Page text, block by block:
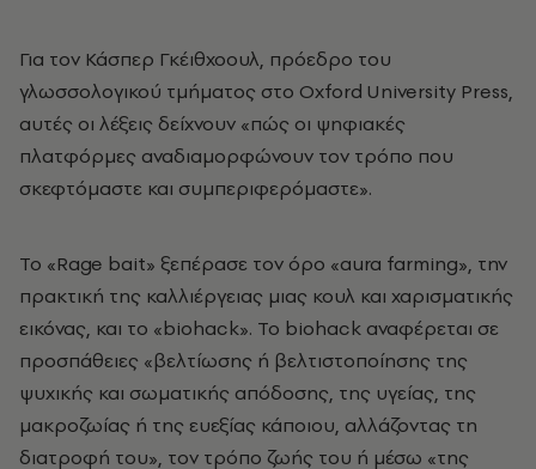
Για τον Κάσπερ Γκέιθχοουλ, πρόεδρο του
γλωσσολογικού τμήματος στο Oxford University Press,
αυτές οι λέξεις δείχνουν «πώς οι ψηφιακές
πλατφόρμες αναδιαμορφώνουν τον τρόπο που
σκεφτόμαστε και συμπεριφερόμαστε».
Το «Rage bait» ξεπέρασε τον όρο «aura farming», την
πρακτική της καλλιέργειας μιας κουλ και χαρισματικής
εικόνας, και το «biohack». Το biohack αναφέρεται σε
προσπάθειες «βελτίωσης ή βελτιστοποίησης της
ψυχικής και σωματικής απόδοσης, της υγείας, της
μακροζωίας ή της ευεξίας κάποιου, αλλάζοντας τη
διατροφή του», τον τρόπο ζωής του ή μέσω «της